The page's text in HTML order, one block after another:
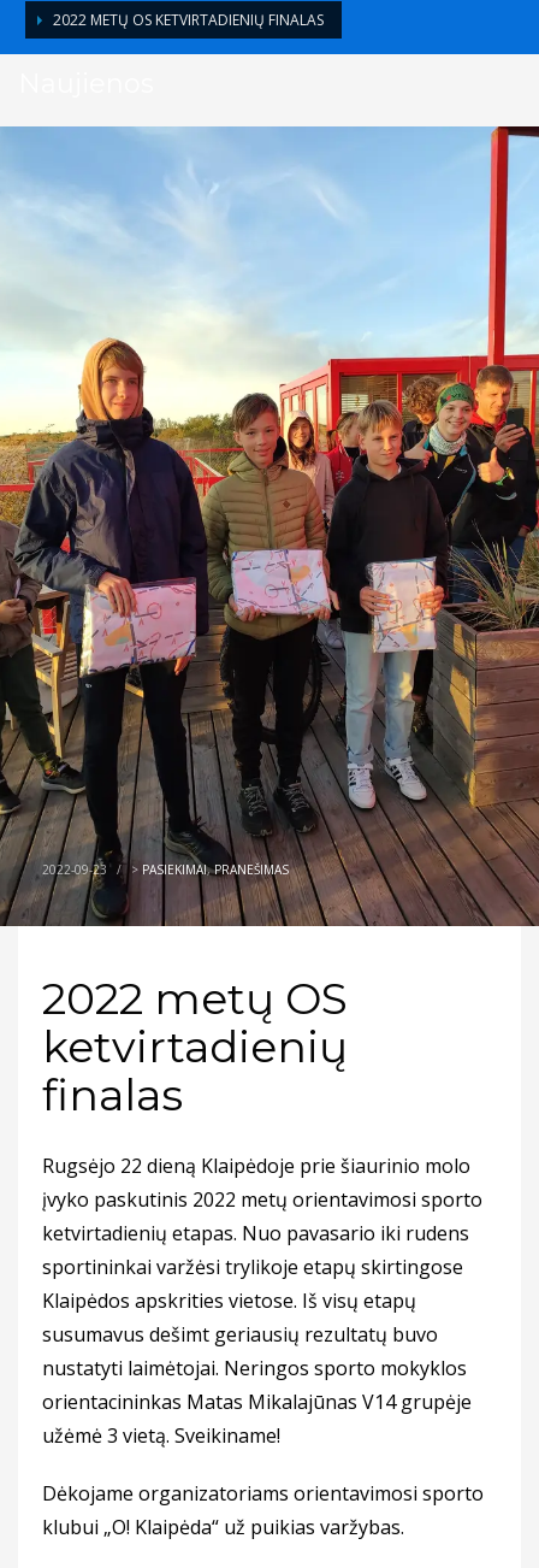
2022 METŲ OS KETVIRTADIENIŲ FINALAS
2022-09-23 / > PASIEKIMAI,PRANEŠIMAS
2022 metų OS
ketvirtadienių
finalas
Rugsėjo 22 dieną Klaipėdoje prie šiaurinio molo
įvyko paskutinis 2022 metų orientavimosi sporto
ketvirtadienių etapas. Nuo pavasario iki rudens
sportininkai varžėsi trylikoje etapų skirtingose
Klaipėdos apskrities vietose. Iš visų etapų
susumavus dešimt geriausių rezultatų buvo
nustatyti laimėtojai. Neringos sporto mokyklos
orientacininkas Matas Mikalajūnas V14 grupėje
užėmė 3 vietą. Sveikiname!
Dėkojame organizatoriams orientavimosi sporto
klubui „O! Klaipėda“ už puikias varžybas.